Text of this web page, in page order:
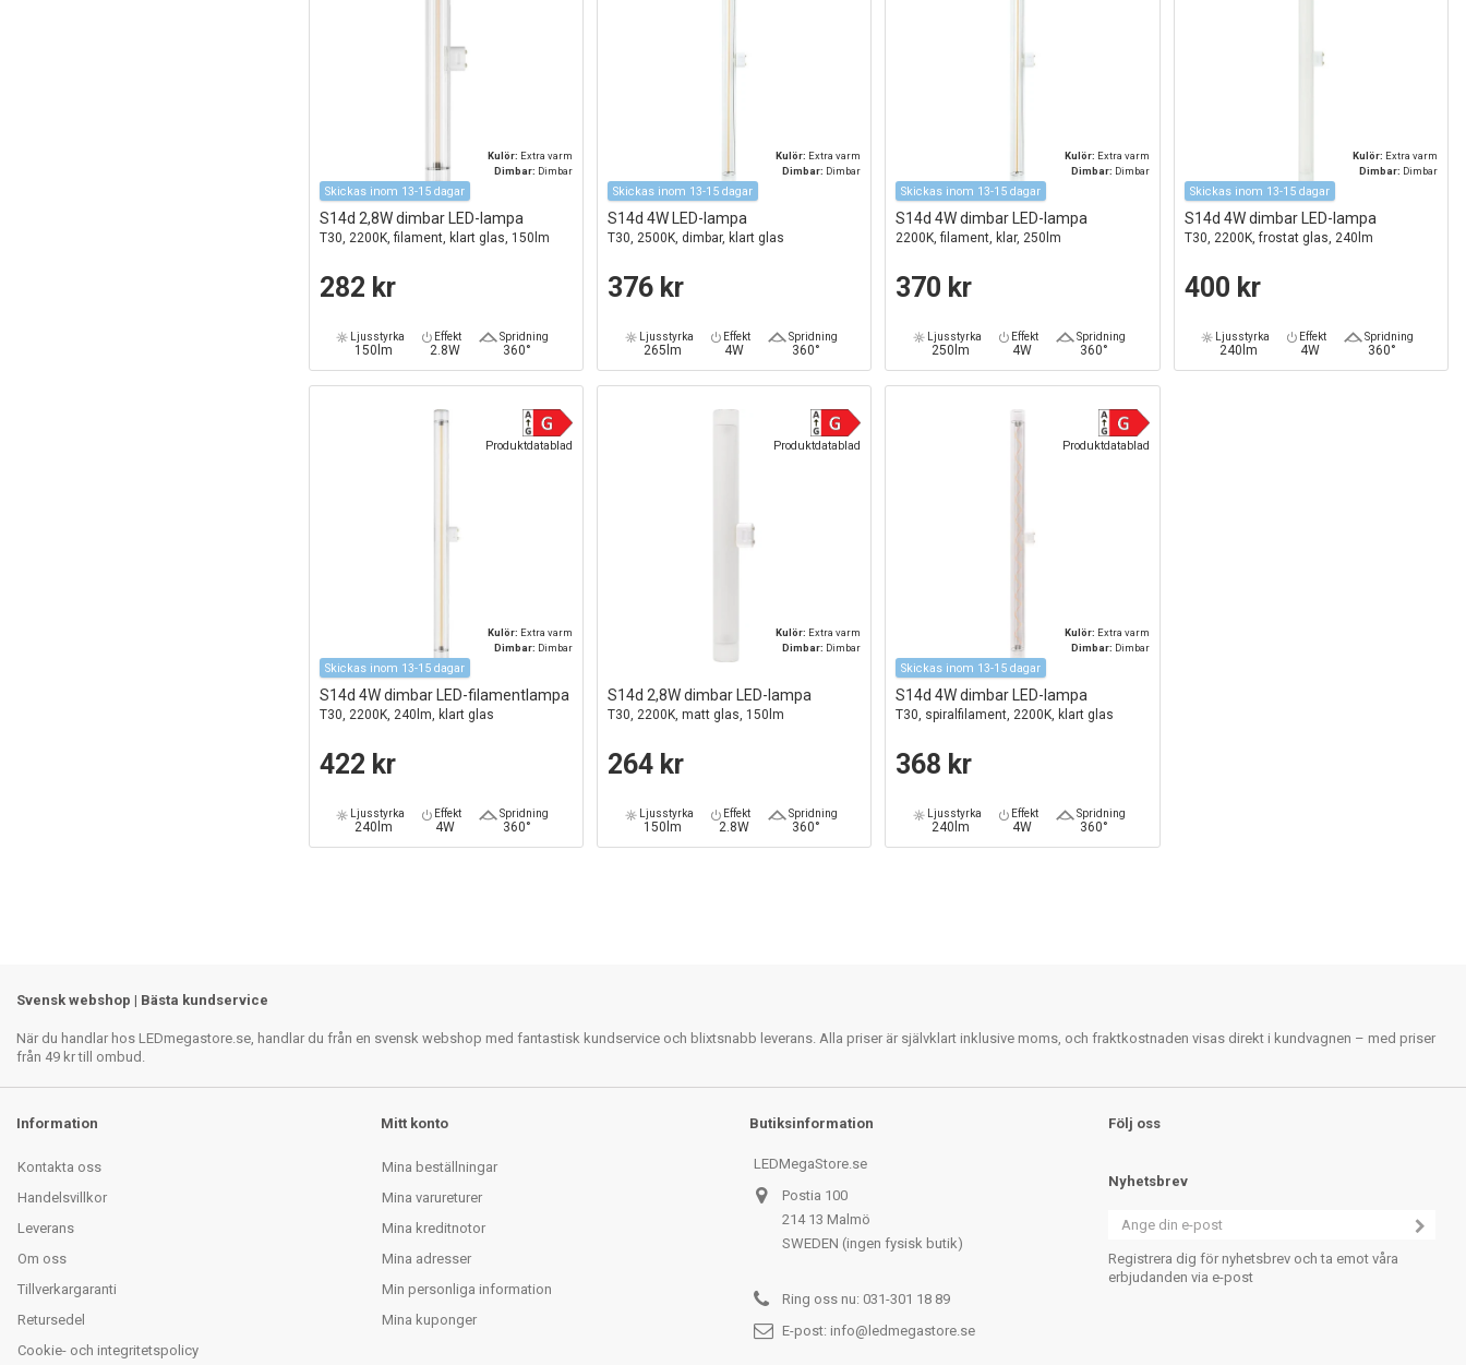
Kulör: Extra varm
Dimbar: Dimbar
Skickas inom 13-15 dagar
S14d 2,8W dimbar LED-lampa
T30, 2200K, filament, klart glas, 150lm
282 kr
Ljusstyrka
150lm
Effekt
2.8W
Spridning
360°
Kulör: Extra varm
Dimbar: Dimbar
Skickas inom 13-15 dagar
S14d 4W LED-lampa
T30, 2500K, dimbar, klart glas
376 kr
Ljusstyrka
265lm
Effekt
4W
Spridning
360°
Kulör: Extra varm
Dimbar: Dimbar
Skickas inom 13-15 dagar
S14d 4W dimbar LED-lampa
2200K, filament, klar, 250lm
370 kr
Ljusstyrka
250lm
Effekt
4W
Spridning
360°
Kulör: Extra varm
Dimbar: Dimbar
Skickas inom 13-15 dagar
S14d 4W dimbar LED-lampa
T30, 2200K, frostat glas, 240lm
400 kr
Ljusstyrka
240lm
Effekt
4W
Spridning
360°
Produktdatablad
Kulör: Extra varm
Dimbar: Dimbar
Skickas inom 13-15 dagar
S14d 4W dimbar LED-filamentlampa
T30, 2200K, 240lm, klart glas
422 kr
Ljusstyrka
240lm
Effekt
4W
Spridning
360°
Produktdatablad
Kulör: Extra varm
Dimbar: Dimbar
S14d 2,8W dimbar LED-lampa
T30, 2200K, matt glas, 150lm
264 kr
Ljusstyrka
150lm
Effekt
2.8W
Spridning
360°
Produktdatablad
Kulör: Extra varm
Dimbar: Dimbar
Skickas inom 13-15 dagar
S14d 4W dimbar LED-lampa
T30, spiralfilament, 2200K, klart glas
368 kr
Ljusstyrka
240lm
Effekt
4W
Spridning
360°
Svensk webshop | Bästa kundservice
När du handlar hos LEDmegastore.se, handlar du från en svensk webshop med fantastisk kundservice och blixtsnabb leverans. Alla priser är självklart inklusive moms, och fraktkostnaden visas direkt i kundvagnen – med priser
från 49 kr till ombud.
Information
Kontakta oss
Handelsvillkor
Leverans
Om oss
Tillverkargaranti
Retursedel
Cookie- och integritetspolicy
Mitt konto
Mina beställningar
Mina varureturer
Mina kreditnotor
Mina adresser
Min personliga information
Mina kuponger
Butiksinformation
LEDMegaStore.se
Postia 100
214 13 Malmö
SWEDEN (ingen fysisk butik)
Ring oss nu: 031-301 18 89
E-post: info@ledmegastore.se
Följ oss
Nyhetsbrev
Registrera dig för nyhetsbrev och ta emot våra
erbjudanden via e-post